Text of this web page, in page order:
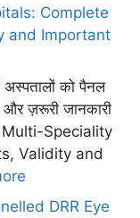
Complete
and Important
अस्पतालों को पैनल
और ज़रूरी जानकारी
Multi-Speciality
Validity and
DRR Eye